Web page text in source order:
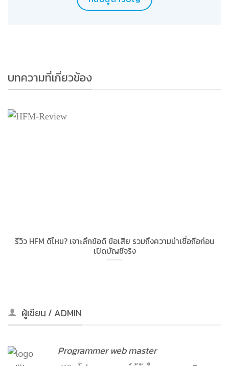
บทความที่เกี่ยวข้อง
รีวิว HFM ดีไหม? เจาะลึกข้อดี ข้อเสีย รวมถึงความน่าเชื่อถือก่อน
เปิดบัญชีจริง
ผู้เขียน / ADMIN
Programmer web master